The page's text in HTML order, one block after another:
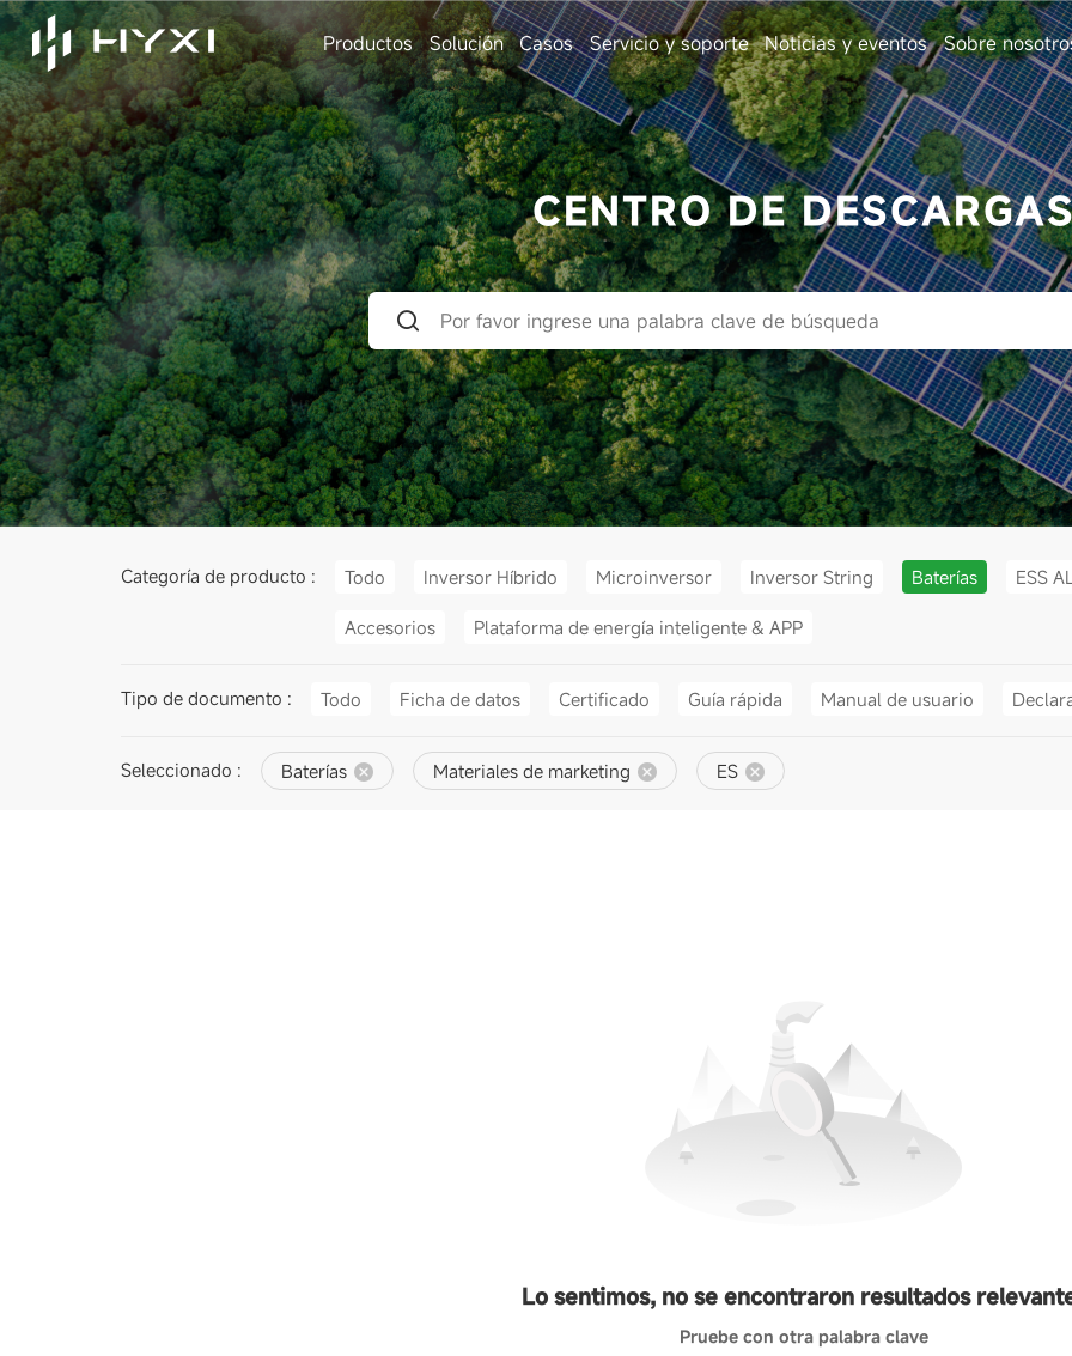
Productos Solución Casos Servicio y soporte Noticias y eventos Sobre
CENTRO DE
Categoría de producto : Todo Inversor Híbrido Microinversor Inversor String Baterías ESS
Accesorios Plataforma de energía inteligente & APP
Tipo de documento : Todo Ficha de datos Certificado Guía rápida Manual de usuario
Seleccionado : Baterías Materiales de marketing ES
Lo sentimos, no se encontraron resultados
Pruebe con otra palabra clave